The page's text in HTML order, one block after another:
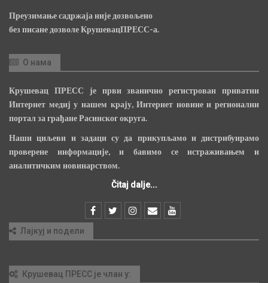
Преузимање садржаја није дозвољено
без писане дозволе КрушевацПРЕСС-а.
О нама
Крушевац ПРЕСС је први званично регистрован приватни
Интернет медиј у нашем крају, Интернет новине и регионални
портал за грађане Расинског округа.
Наши циљеви и задаци су да прикупљамо и дистрибуирамо
проверене информације, и бавимо се истраживањем и
аналитичким новинарством.
Čitaj dalje...
Лајкуј и подели
Крушевац ПРЕСС је члан у: